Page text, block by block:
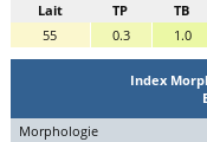
Lait
TP TB
55
0.3 1.0
Index
Morphologie